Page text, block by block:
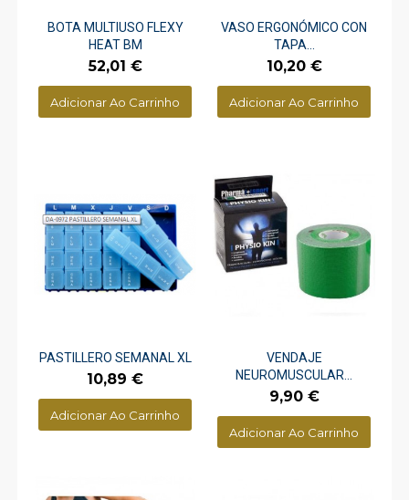
BOTA MULTIUSO FLEXY
HEAT BM
Preço
52,01 €
Adicionar Ao Carrinho
VASO ERGONÓMICO CON
TAPA...
Preço
10,20 €
Adicionar Ao Carrinho
PASTILLERO SEMANAL XL
Preço
10,89 €
Adicionar Ao Carrinho
VENDAJE
NEUROMUSCULAR...
Preço
9,90 €
Adicionar Ao Carrinho